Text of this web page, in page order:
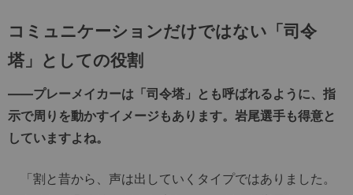
コミュニケーションだけではない「司令
塔」としての役割
——プレーメイカーは「司令塔」とも呼ばれるように、指
示で周りを動かすイメージもあります。岩尾選手も得意と
していますよね。
「割と昔から、声は出していくタイプではありました。